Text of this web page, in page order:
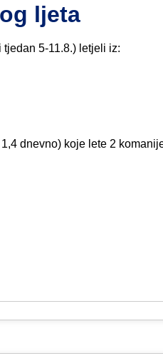
ljeta
5-11.8.) letjeli iz:
dnevno) koje lete 2